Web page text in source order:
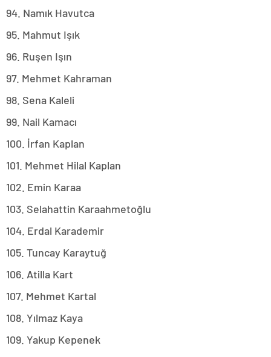
94. Namık Havutca
95. Mahmut Işık
96. Ruşen Işın
97. Mehmet Kahraman
98. Sena Kaleli
99. Nail Kamacı
100. İrfan Kaplan
101. Mehmet Hilal Kaplan
102. Emin Karaa
103. Selahattin Karaahmetoğlu
104. Erdal Karademir
105. Tuncay Karaytuğ
106. Atilla Kart
107. Mehmet Kartal
108. Yılmaz Kaya
109. Yakup Kepenek